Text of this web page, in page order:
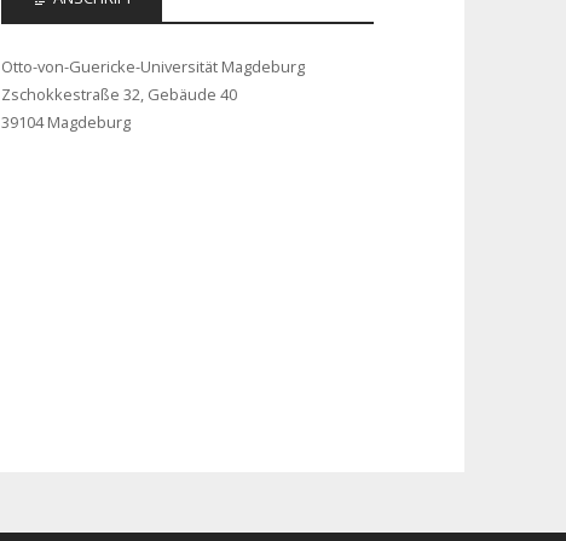
Otto-von-Guericke-Universität Magdeburg
Zschokkestraße 32, Gebäude 40
39104 Magdeburg